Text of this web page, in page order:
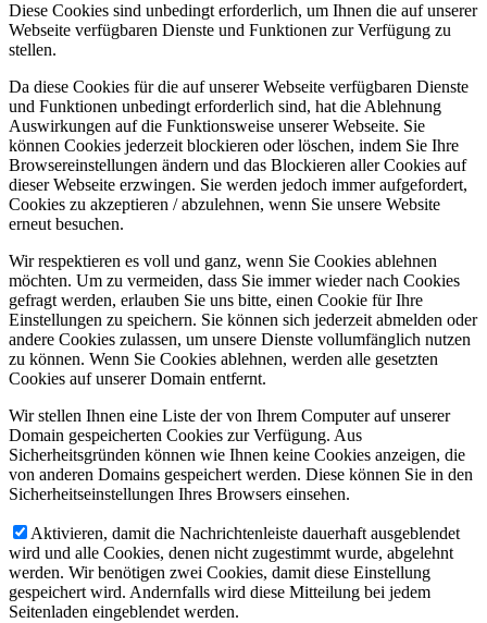
Diese Cookies sind unbedingt erforderlich, um Ihnen die auf unserer
Webseite verfügbaren Dienste und Funktionen zur Verfügung zu
stellen.
Da diese Cookies für die auf unserer Webseite verfügbaren Dienste
und Funktionen unbedingt erforderlich sind, hat die Ablehnung
Auswirkungen auf die Funktionsweise unserer Webseite. Sie
können Cookies jederzeit blockieren oder löschen, indem Sie Ihre
Browsereinstellungen ändern und das Blockieren aller Cookies auf
dieser Webseite erzwingen. Sie werden jedoch immer aufgefordert,
Cookies zu akzeptieren / abzulehnen, wenn Sie unsere Website
erneut besuchen.
Wir respektieren es voll und ganz, wenn Sie Cookies ablehnen
möchten. Um zu vermeiden, dass Sie immer wieder nach Cookies
gefragt werden, erlauben Sie uns bitte, einen Cookie für Ihre
Einstellungen zu speichern. Sie können sich jederzeit abmelden oder
andere Cookies zulassen, um unsere Dienste vollumfänglich nutzen
zu können. Wenn Sie Cookies ablehnen, werden alle gesetzten
Cookies auf unserer Domain entfernt.
Wir stellen Ihnen eine Liste der von Ihrem Computer auf unserer
Domain gespeicherten Cookies zur Verfügung. Aus
Sicherheitsgründen können wie Ihnen keine Cookies anzeigen, die
von anderen Domains gespeichert werden. Diese können Sie in den
Sicherheitseinstellungen Ihres Browsers einsehen.
Aktivieren, damit die Nachrichtenleiste dauerhaft ausgeblendet
wird und alle Cookies, denen nicht zugestimmt wurde, abgelehnt
werden. Wir benötigen zwei Cookies, damit diese Einstellung
gespeichert wird. Andernfalls wird diese Mitteilung bei jedem
Seitenladen eingeblendet werden.